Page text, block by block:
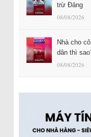
trừ Đảng
08/08/2026
Nhà cho
dân thì
08/08/2026